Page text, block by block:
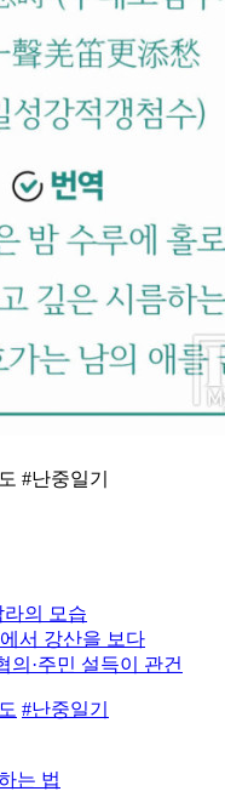
#난중일기
의 모습
서 강산을 보다
·주민 설득이 관건
#난중일기
는 법